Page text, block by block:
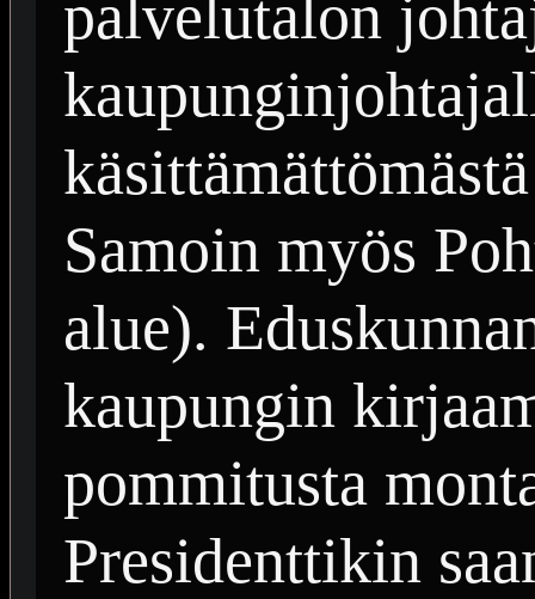
palvelutalon
Samoin myös
alue).
kaupungin
pommitusta
Presidenttikin